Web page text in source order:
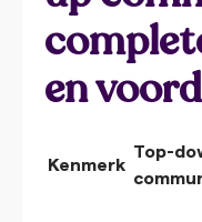
en
Kenmerk
Top-